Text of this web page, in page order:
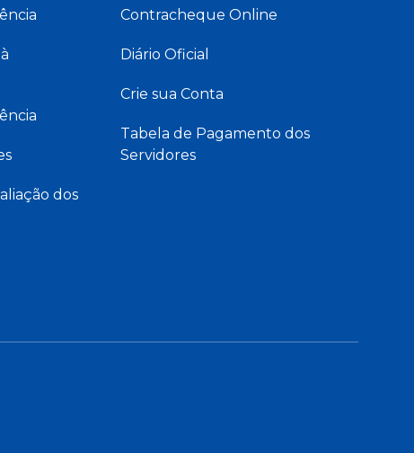
dos
Contracheque Online
Diário Oficial
Crie sua Conta
Tabela de Pagamento dos
Servidores